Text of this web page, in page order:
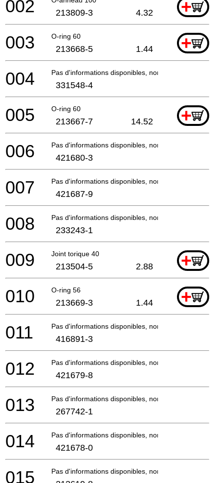
+
002 213809-3 4.32
O-ring 60 +
003 213668-5 1.44
Pas d'informations disponibles, non commandable
004 331548-4
O-ring 60 +
005 213667-7 14.52
Pas d'informations disponibles, non commandable
006 421680-3
Pas d'informations disponibles, non commandable
007 421687-9
Pas d'informations disponibles, non commandable
008 233243-1
Joint torique 40 +
009 213504-5 2.88
O-ring 56 +
010 213669-3 1.44
Pas d'informations disponibles, non commandable
011 416891-3
Pas d'informations disponibles, non commandable
012 421679-8
Pas d'informations disponibles, non commandable
013 267742-1
Pas d'informations disponibles, non commandable
014 421678-0
Pas d'informations disponibles, non commandable
015